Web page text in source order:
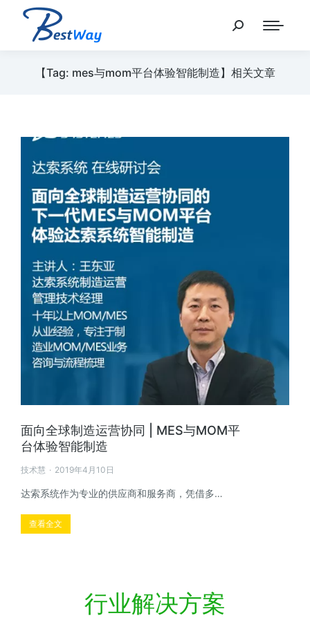
【Tag: mes与mom平台体验智能制造】相关文章
面向全球制造运营协同 | MES与MOM平
台体验智能制造
技术慧 2019年4月10日
达索系统作为专业的供应商和服务商，凭借多…
查看全文
行业解决方案